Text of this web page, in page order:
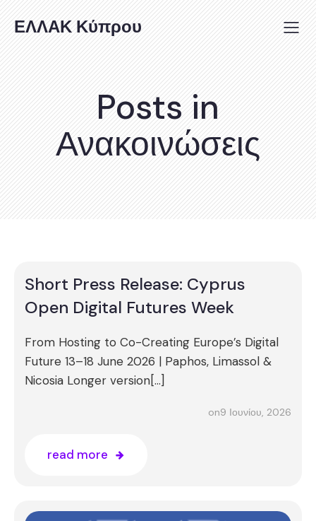
ΕΛΛΑΚ Κύπρου
Posts in
Ανακοινώσεις
Short Press Release: Cyprus
Open Digital Futures Week
From Hosting to Co-Creating Europe’s Digital
Future 13–18 June 2026 | Paphos, Limassol &
Nicosia Longer version[…]
on9 Ιουνίου, 2026
read more